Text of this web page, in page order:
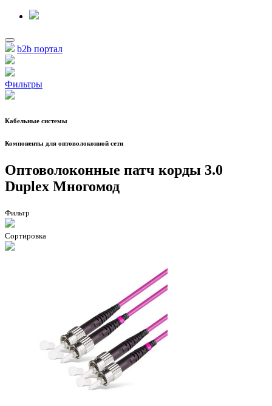
b2b портал
Фильтры
Кабельные системы
Компоненты для оптоволоконной сети
Оптоволоконные патч корды 3.0
Duplex Многомод
Фильтр
Сортировка